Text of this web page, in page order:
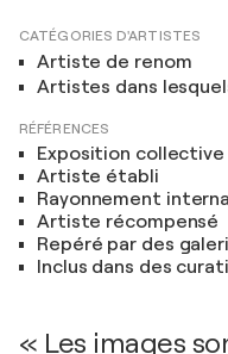
CATÉGORIES D'ARTISTES
Artiste de renom
Artistes dans
RÉFÉRENCES
Exposition collective
Artiste établi
Rayonnement
Artiste récompensé
Repéré par des
Inclus dans des
« Les images